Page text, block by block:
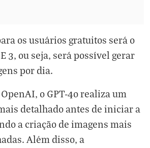
os usuários gratuitos será o
3, ou seja, será possível gerar
por dia.
o GPT-4o realiza um
detalhado antes de iniciar a
a criação de imagens mais
Além disso, a